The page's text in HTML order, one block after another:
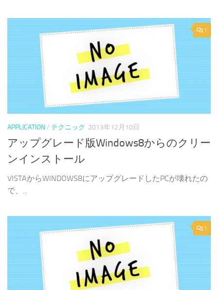
1
APPLICATION/ テクニック 2013年12月10日
アップグレード版Windows8からのクリー
ンインストール
VISTAからWINDOWS8にアップグレードしたPCが壊れたの
で、...
1